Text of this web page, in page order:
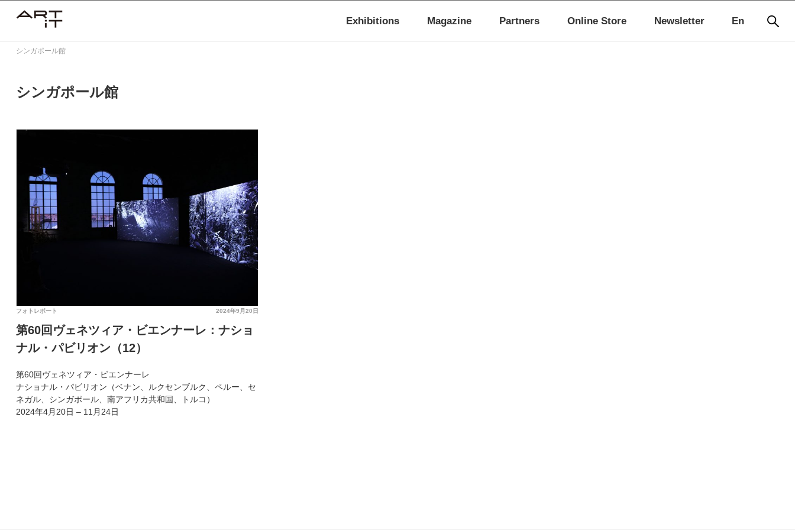
En
Exhibitions Magazine Partners Online Store Newsletter
シンガポール館
シンガポール館
2024年9月20日
フォトレポート
第60回ヴェネツィア・ビエンナーレ：ナショ
ナル・パビリオン（12）
第60回ヴェネツィア・ビエンナーレ
ナショナル・パビリオン（ベナン、ルクセンブルク、ペルー、セ
ネガル、シンガポール、南アフリカ共和国、トルコ）
2024年4月20日 – 11月24日